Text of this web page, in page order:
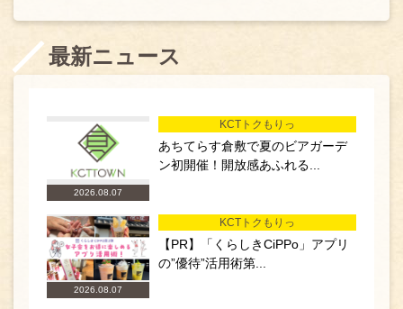
最新ニュース
2026.08.07
KCTトクもりっ
あちてらす倉敷で夏のビアガーデ
ン初開催！開放感あふれる...
2026.08.07
KCTトクもりっ
【PR】「くらしきCiPPo」アプリ
の”優待”活用術第...